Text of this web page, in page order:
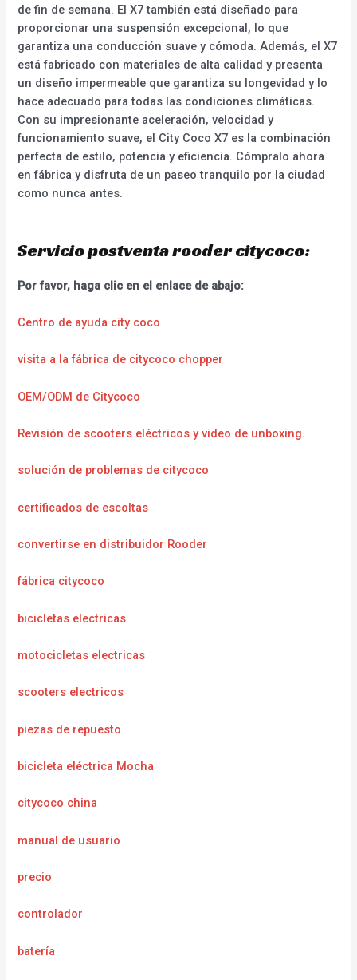
de fin de semana. El X7 también está diseñado para
proporcionar una suspensión excepcional, lo que
garantiza una conducción suave y cómoda. Además, el X7
está fabricado con materiales de alta calidad y presenta
un diseño impermeable que garantiza su longevidad y lo
hace adecuado para todas las condiciones climáticas.
Con su impresionante aceleración, velocidad y
funcionamiento suave, el City Coco X7 es la combinación
perfecta de estilo, potencia y eficiencia. Cómpralo ahora
en fábrica y disfruta de un paseo tranquilo por la ciudad
como nunca antes.
Servicio postventa rooder citycoco:
Por favor, haga clic en el enlace de abajo:
Centro de ayuda city coco
visita a la fábrica de citycoco chopper
OEM/ODM de Citycoco
Revisión de scooters eléctricos y video de unboxing.
solución de problemas de citycoco
certificados de escoltas
convertirse en distribuidor Rooder
fábrica citycoco
bicicletas electricas
motocicletas electricas
scooters electricos
piezas de repuesto
bicicleta eléctrica Mocha
citycoco china
manual de usuario
precio
controlador
batería